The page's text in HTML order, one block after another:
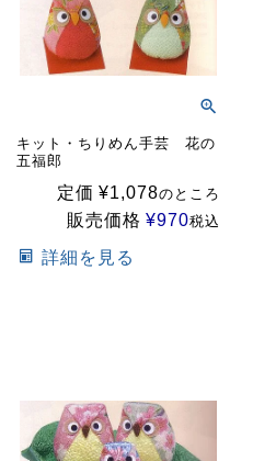
キット・ちりめん手芸 花の
五福郎
定価 ¥1,078のところ
販売価格 ¥970税込
詳細を見る